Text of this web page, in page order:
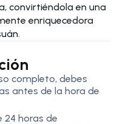
convirtiéndola en una
enriquecedora
completo, debes
antes de la hora de
24 horas de